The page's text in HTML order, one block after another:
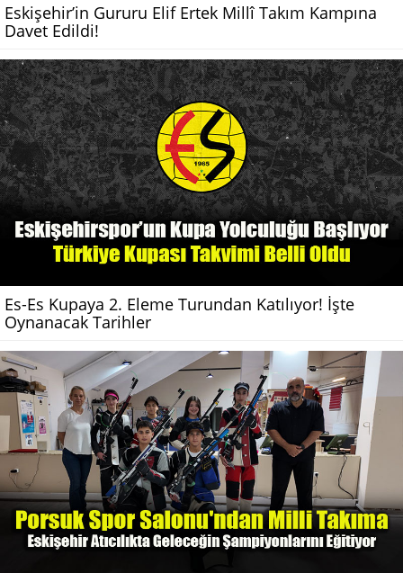
Eskişehir’in Gururu Elif Ertek Millî Takım Kampına
Davet Edildi!
Es-Es Kupaya 2. Eleme Turundan Katılıyor! İşte
Oynanacak Tarihler